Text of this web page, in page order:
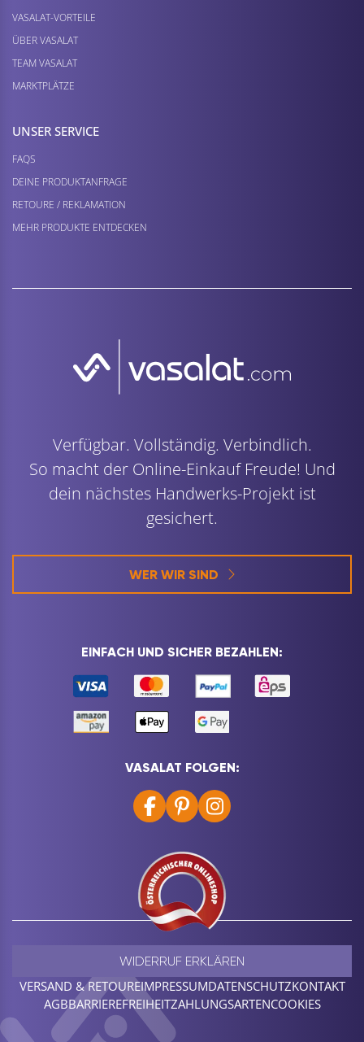
VASALAT-VORTEILE
ÜBER VASALAT
TEAM VASALAT
MARKTPLÄTZE
UNSER SERVICE
FAQS
DEINE PRODUKTANFRAGE
RETOURE / REKLAMATION
MEHR PRODUKTE ENTDECKEN
Verfügbar. Vollständig. Verbindlich.
So macht der Online-Einkauf Freude! Und
dein nächstes Handwerks-Projekt ist
gesichert.
WER WIR SIND
EINFACH UND SICHER BEZAHLEN:
VASALAT FOLGEN:
VERSAND & RETOUREIMPRESSUMDATENSCHUTZKONTAKT
AGBBARRIEREFREIHEITZAHLUNGSARTENCOOKIES
WIDERRUF ERKLÄREN